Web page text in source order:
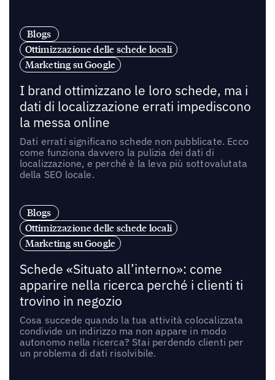
Blogs
Ottimizzazione delle schede locali
Marketing su Google
I brand ottimizzano le loro schede, ma i
dati di localizzazione errati impediscono
la messa online
Dati errati significano schede non pubblicate. Ecco
come funziona davvero la pulizia dei dati di
localizzazione, e perché è la leva più sottovalutata
della SEO locale.
Blogs
Ottimizzazione delle schede locali
Marketing su Google
Schede «Situato all’interno»: come
apparire nella ricerca perché i clienti ti
trovino in negozio
Cosa succede quando la tua attività colocalizzata
condivide un indirizzo ma non appare in modo
autonomo nella ricerca? Stai perdendo clienti per
un problema di dati risolvibile.